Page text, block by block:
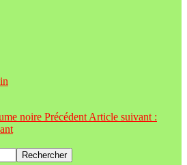
noire Précédent Article suivant :
Rechercher